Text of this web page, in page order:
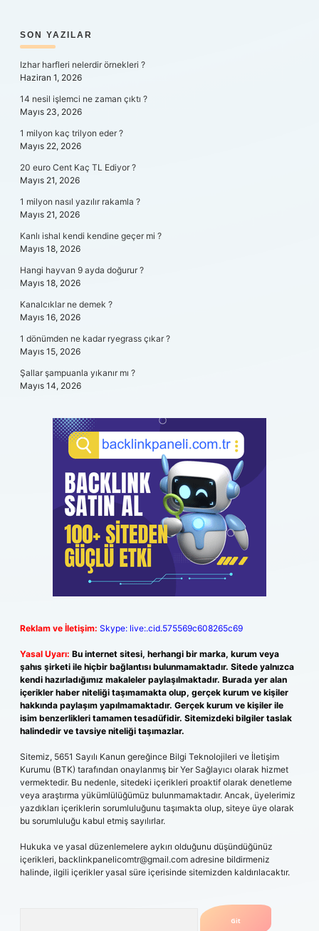
SIDEBAR
SON YAZILAR
Izhar harfleri nelerdir örnekleri ?
Haziran 1, 2026
14 nesil işlemci ne zaman çıktı ?
Mayıs 23, 2026
1 milyon kaç trilyon eder ?
Mayıs 22, 2026
20 euro Cent Kaç TL Ediyor ?
Mayıs 21, 2026
1 milyon nasıl yazılır rakamla ?
Mayıs 21, 2026
Kanlı ishal kendi kendine geçer mi ?
Mayıs 18, 2026
Hangi hayvan 9 ayda doğurur ?
Mayıs 18, 2026
Kanalcıklar ne demek ?
Mayıs 16, 2026
1 dönümden ne kadar ryegrass çıkar ?
Mayıs 15, 2026
Şallar şampuanla yıkanır mı ?
Mayıs 14, 2026
Reklam ve İletişim: Skype: live:.cid.575569c608265c69
Yasal Uyarı: Bu internet sitesi, herhangi bir marka, kurum veya
şahıs şirketi ile hiçbir bağlantısı bulunmamaktadır. Sitede yalnızca
kendi hazırladığımız makaleler paylaşılmaktadır. Burada yer alan
içerikler haber niteliği taşımamakta olup, gerçek kurum ve kişiler
hakkında paylaşım yapılmamaktadır. Gerçek kurum ve kişiler ile
isim benzerlikleri tamamen tesadüfidir. Sitemizdeki bilgiler taslak
halindedir ve tavsiye niteliği taşımazlar.
Sitemiz, 5651 Sayılı Kanun gereğince Bilgi Teknolojileri ve İletişim
Kurumu (BTK) tarafından onaylanmış bir Yer Sağlayıcı olarak hizmet
vermektedir. Bu nedenle, sitedeki içerikleri proaktif olarak denetleme
veya araştırma yükümlülüğümüz bulunmamaktadır. Ancak, üyelerimiz
yazdıkları içeriklerin sorumluluğunu taşımakta olup, siteye üye olarak
bu sorumluluğu kabul etmiş sayılırlar.
Hukuka ve yasal düzenlemelere aykırı olduğunu düşündüğünüz
içerikleri, backlinkpanelicomtr@gmail.com adresine bildirmeniz
halinde, ilgili içerikler yasal süre içerisinde sitemizden kaldırılacaktır.